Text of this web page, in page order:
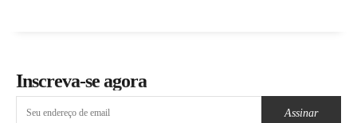
Inscreva-se agora
Assinar